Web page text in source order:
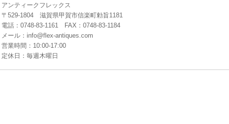
アンティークフレックス
〒529-1804 滋賀県甲賀市信楽町勅旨1181
電話：0748-83-1161 FAX：0748-83-1184
メール：info@flex-antiques.com
営業時間：10:00-17:00
定休日：毎週木曜日